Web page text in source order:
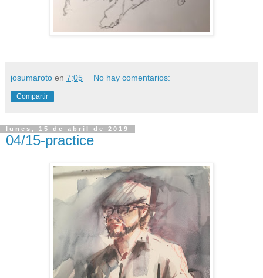
josumaroto en 7:05 No hay comentarios:
Compartir
lunes, 15 de abril de 2019
04/15-practice